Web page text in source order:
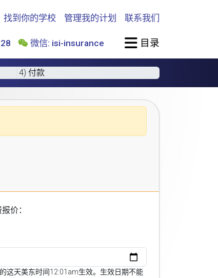
找到你的学校 管理我的计划 联系我们
微信: isi-insurance 目录
4) 付款
价：
这天美东时间12:01am生效。生效日期不能